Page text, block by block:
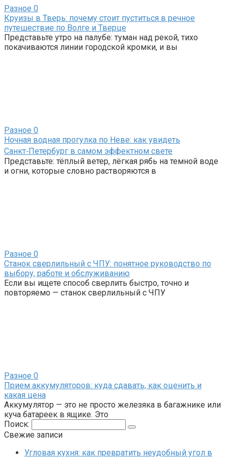
Разное 0
Круизы в Тверь: почему стоит пуститься в речное
путешествие по Волге и Тверце
Представьте утро на палубе: туман над рекой, тихо
покачиваются линии городской кромки, и вы
Разное 0
Ночная водная прогулка по Неве: как увидеть
Санкт‑Петербург в самом эффектном свете
Представьте: тёплый ветер, лёгкая рябь на темной воде
и огни, которые словно растворяются в
Разное 0
Станок сверлильный с ЧПУ: понятное руководство по
выбору, работе и обслуживанию
Если вы ищете способ сверлить быстро, точно и
повторяемо — станок сверлильный с ЧПУ
Разное 0
Прием аккумуляторов: куда сдавать, как оценить и
какая цена
Аккумулятор — это не просто железяка в багажнике или
куча батареек в ящике. Это
Поиск:
Свежие записи
Угловая кухня: как превратить неудобный угол в